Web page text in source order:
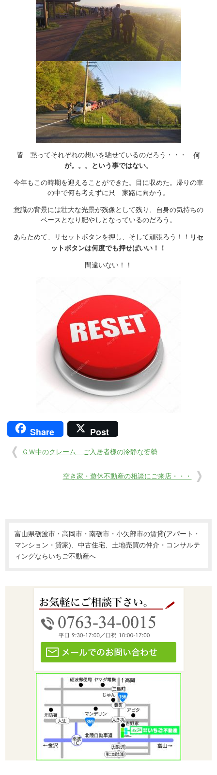
皆 黙ってそれぞれの想いを馳せているのだろう・・・ 何
が。。。という事ではない。
今年もこの時期を迎えることができた。目に収めた。帰りの車
の中で何も考えずに只 家路に向かう。
意識の背景には壮大な光景が残像として残り、自身の気持ちの
ベースとなり肥やしとなっているのだろう。
あらためて、リセットボタンを押し、そして頑張ろう！！ リセ
ットボタンは何度でも押せばいい！！
間違いない！！
Share Post
ＧＷ中のクレーム ご入居者様の冷静な姿勢
空き家・遊休不動産の相談にご来店・・・
富山県砺波市・高岡市・南砺市・小矢部市の賃貸(アパート・
マンション・貸家)、中古住宅、土地売買の仲介・コンサルテ
ィングならいちご不動産へ